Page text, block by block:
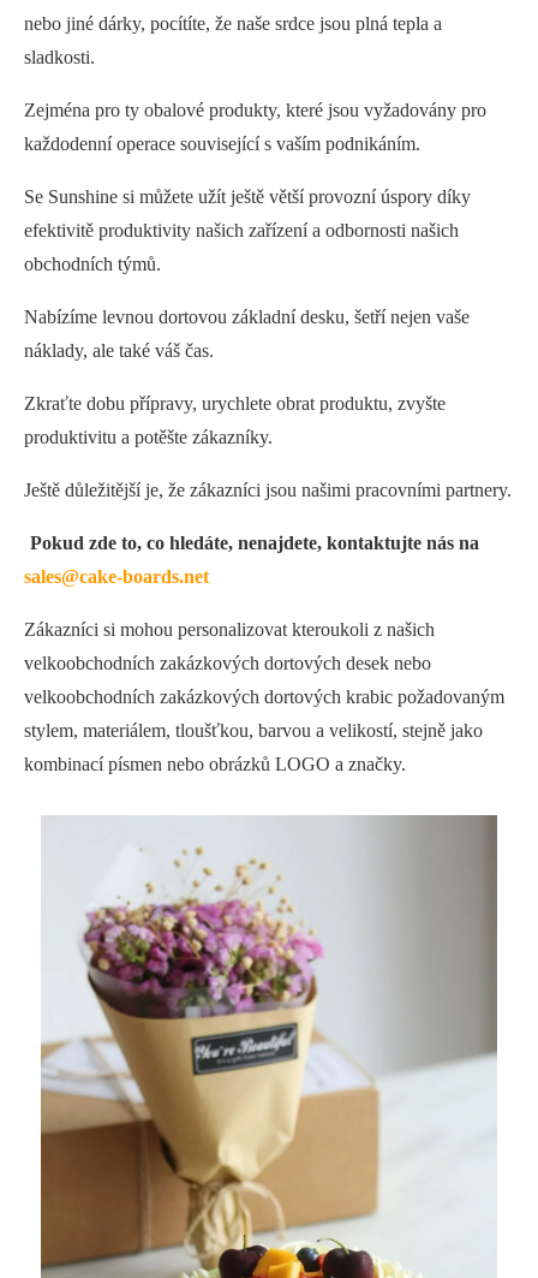
nebo jiné dárky, pocítíte, že naše srdce jsou plná tepla a
sladkosti.
Zejména pro ty obalové produkty, které jsou vyžadovány pro
každodenní operace související s vaším podnikáním.
Se Sunshine si můžete užít ještě větší provozní úspory díky
efektivitě produktivity našich zařízení a odbornosti našich
obchodních týmů.
Nabízíme levnou dortovou základní desku, šetří nejen vaše
náklady, ale také váš čas.
Zkraťte dobu přípravy, urychlete obrat produktu, zvyšte
produktivitu a potěšte zákazníky.
Ještě důležitější je, že zákazníci jsou našimi pracovními partnery.
Pokud zde to, co hledáte, nenajdete, kontaktujte nás na
sales@cake-boards.net
Zákazníci si mohou personalizovat kteroukoli z našich
velkoobchodních zakázkových dortových desek nebo
velkoobchodních zakázkových dortových krabic požadovaným
stylem, materiálem, tloušťkou, barvou a velikostí, stejně jako
kombinací písmen nebo obrázků LOGO a značky.